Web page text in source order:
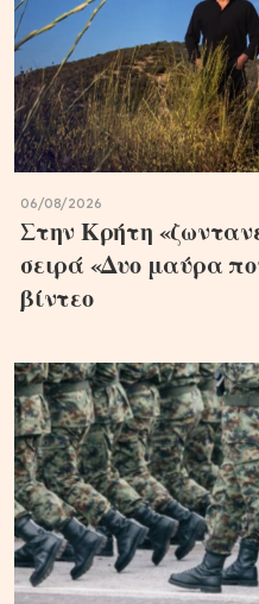
06/08/2026
Στην Κρήτη
σειρά «Δυο μαύρα
βίντεο